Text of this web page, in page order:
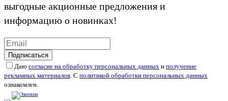
выгодные акционные предложения и
информацию о новинках!
Подписаться
Даю согласие на обработку персональных данных и получение
рекламных материалов. С политикой обработки персональных данных
ознакомлен.